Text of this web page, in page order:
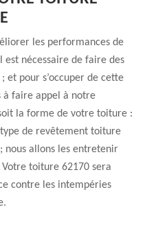
les performances de
nécessaire de faire des
et pour s’occuper de cette
à faire appel à notre
la forme de votre toiture :
de revêtement toiture
nous allons les entretenir
toiture 62170 sera
contre les intempéries